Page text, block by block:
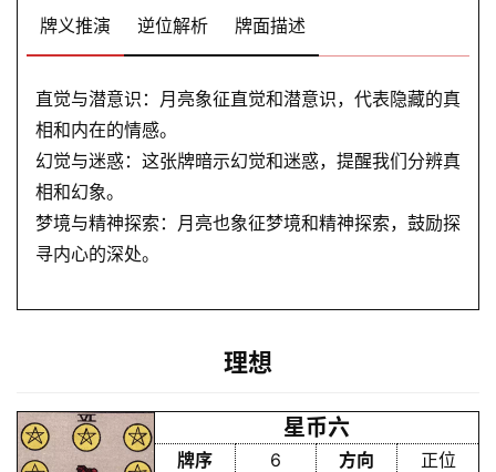
理
解
梦
服
会
员
登录 注册
牌义推演 逆位解析 牌面描述
直觉与潜意识：月亮象征直觉和潜意识，代表隐藏的真
相和内在的情感。
幻觉与迷惑：这张牌暗示幻觉和迷惑，提醒我们分辨真
相和幻象。
梦境与精神探索：月亮也象征梦境和精神探索，鼓励探
寻内心的深处。
理想
星币六
牌序 6 方向 正位